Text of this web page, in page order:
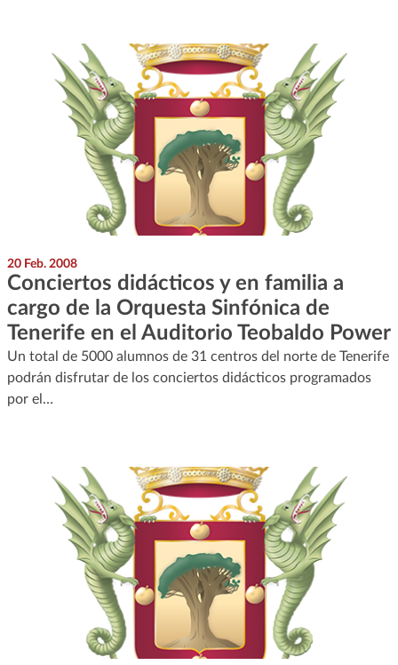
20 Feb. 2008
Conciertos didácticos y en familia a
cargo de la Orquesta Sinfónica de
Tenerife en el Auditorio Teobaldo Power
Un total de 5000 alumnos de 31 centros del norte de Tenerife
podrán disfrutar de los conciertos didácticos programados
por el…